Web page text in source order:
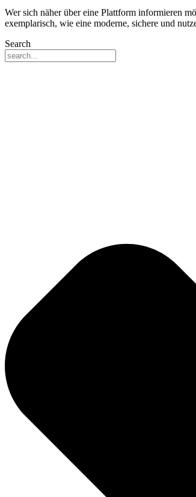
Wer sich näher über eine Plattform informieren
exemplarisch, wie eine moderne, sichere und
Search